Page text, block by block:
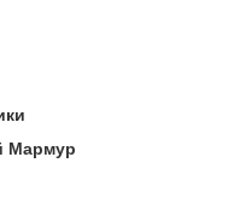
Мармур